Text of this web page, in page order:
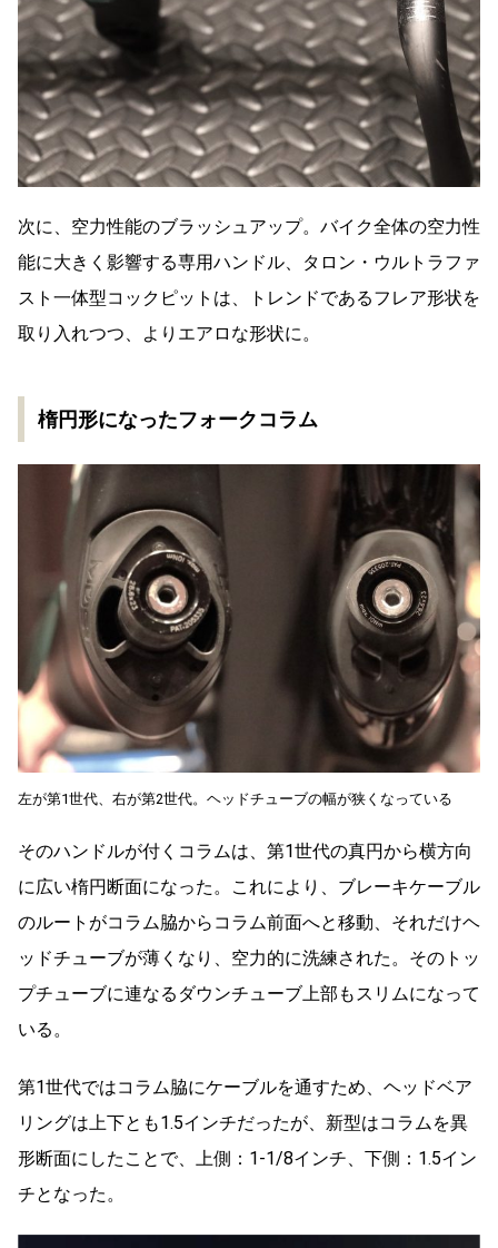
次に、空力性能のブラッシュアップ。バイク全体の空力性
能に大きく影響する専用ハンドル、タロン・ウルトラファ
スト一体型コックピットは、トレンドであるフレア形状を
取り入れつつ、よりエアロな形状に。
楕円形になったフォークコラム
左が第1世代、右が第2世代。ヘッドチューブの幅が狭くなっている
そのハンドルが付くコラムは、第1世代の真円から横方向
に広い楕円断面になった。これにより、ブレーキケーブル
のルートがコラム脇からコラム前面へと移動、それだけヘ
ッドチューブが薄くなり、空力的に洗練された。そのトッ
プチューブに連なるダウンチューブ上部もスリムになって
いる。
第1世代ではコラム脇にケーブルを通すため、ヘッドベア
リングは上下とも1.5インチだったが、新型はコラムを異
形断面にしたことで、上側：1-1/8インチ、下側：1.5イン
チとなった。